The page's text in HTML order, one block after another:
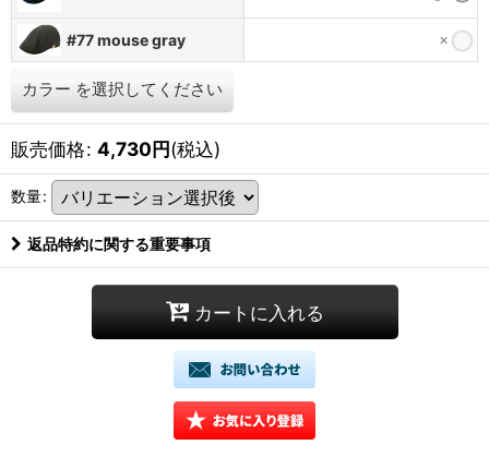
#77 mouse gray ×
カラー を選択してください
販売価格: 4,730円(税込)
数量:
返品特約に関する重要事項
カートに入れる